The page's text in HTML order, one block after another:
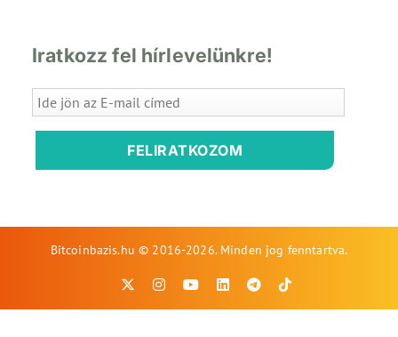
Iratkozz fel hírlevelünkre!
FELIRATKOZOM
Bitcoinbazis.hu © 2016-2026. Minden jog fenntartva.